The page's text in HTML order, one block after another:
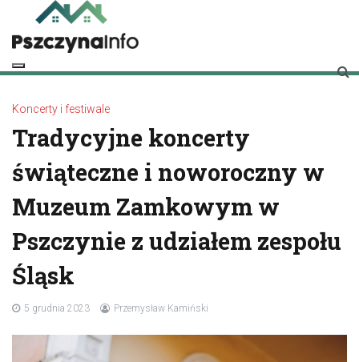
content
pszczynainfo.pl
Twoje źródło informacji o Pszczynie
Koncerty i festiwale
Tradycyjne koncerty
świąteczne i noworoczny w
Muzeum Zamkowym w
Pszczynie z udziałem zespołu
Śląsk
5 grudnia 2023 Przemysław Kamiński